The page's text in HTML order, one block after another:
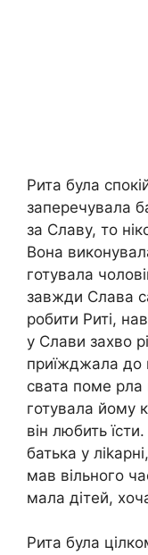
Рита була
заперечувала
за Славу, то
Вона
готувала
завжди Слава
робити Риті,
у Слави захво
приїжджала до
свата поме
готувала йому
він любить
батька у
мав вільного
мала дітей,
Рита була